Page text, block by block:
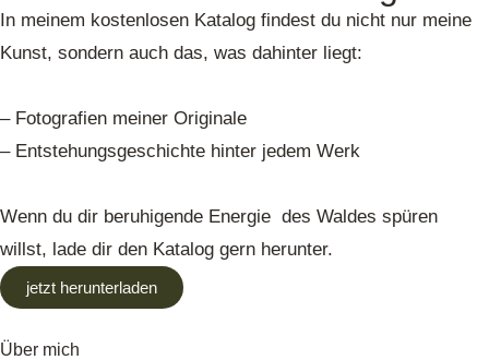
In meinem kostenlosen Katalog findest du nicht nur meine
Kunst, sondern auch das, was dahinter liegt:
– Fotografien meiner Originale
– Entstehungsgeschichte hinter jedem Werk
Wenn du dir beruhigende Energie des Waldes spüren
willst, lade dir den Katalog gern herunter.
jetzt herunterladen
Über mich